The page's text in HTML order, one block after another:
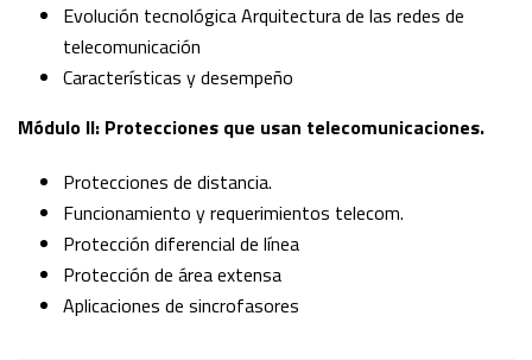
Evolución tecnológica Arquitectura de las redes de
telecomunicación
Características y desempeño
Módulo II: Protecciones que usan telecomunicaciones.
Protecciones de distancia.
Funcionamiento y requerimientos telecom.
Protección diferencial de línea
Protección de área extensa
Aplicaciones de sincrofasores